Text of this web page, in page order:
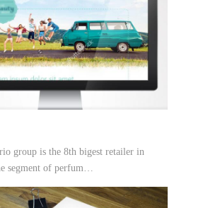
group is the 8th bigest retailer in
segment of perfum…